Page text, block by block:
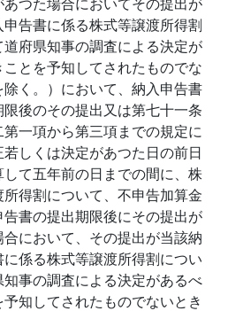
申告書に係る株式等譲渡所得割
道府県知事の調査による決定が
ことを予知してされたものでな
除く。）において、納入申告書
後のその提出又は第七十一条
一項から第三項までの規定に
若しくは決定があつた日の前日
て五年前の日までの間に、株
得割について、不申告加算金
告書の提出期限後にその提出が
合において、その提出が当該納
に係る株式等譲渡所得割につい
知事の調査による決定があるべ
予知してされたものでないとき